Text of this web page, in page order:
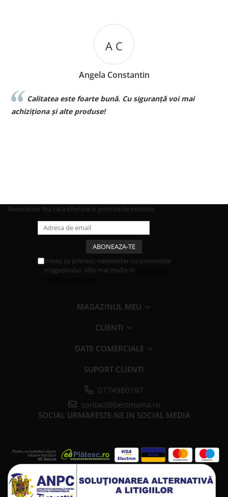
A C
Angela Constantin
Calitatea este foarte bună. Cu siguranță voi mai
și alte produse!
Newsletter Nu rata ofertele si promotiile noastre
Vreau sa primesc newsletter cu promotiile
magazinului. Afla mai multe in
MAGAZINUL MEU
CLIENTI
DATE COMERCIALE
SUPORT CLIENTI
0774980197
contact@bestmama.ro
SOCIAL URMARESTE-NE IN SOCIAL MEDIA